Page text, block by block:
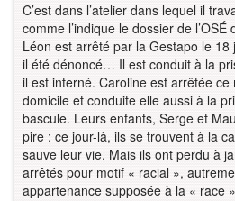
C’est dans l’atelier dans lequel il
comme l’indique le dossier de
Léon est arrêté par la Gestapo le
il été dénoncé… Il est conduit à la
il est interné. Caroline est arrêtée ce
domicile et conduite elle aussi à la
bascule. Leurs enfants, Serge et
pire : ce jour-là, ils se trouvent à la
sauve leur vie. Mais ils ont perdu à
arrêtés pour motif « racial »,
appartenance supposée à la « race